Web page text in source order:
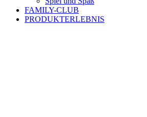
FAMILY-CLUB
PRODUKTERLEBNIS